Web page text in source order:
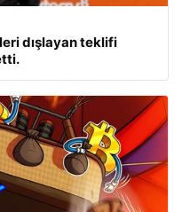
dışlayan teklifi